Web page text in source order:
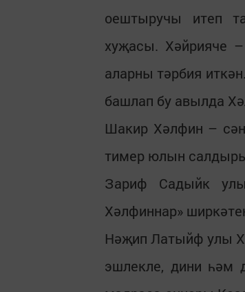
оештыручы итеп
хуҗасы. Хәйрияче
аларны тәрбия
башлап бу авылда
Шакир Хәлфин –
тимер юлын
Зариф Садыйк улы
Хәлфиннар»
Нәҗип Латыйф улы
эшлекле, дини һәм